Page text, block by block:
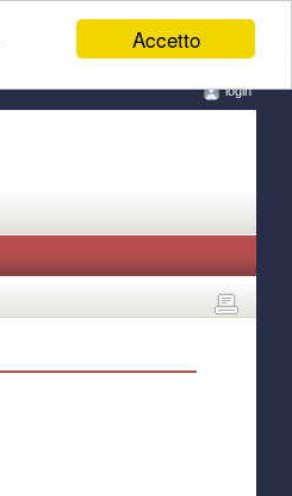
Accetto
login